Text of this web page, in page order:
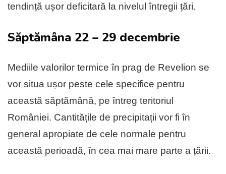
tendință ușor deficitară la nivelul întregii țări.
Săptămâna 22 – 29 decembrie
Mediile valorilor termice în prag de Revelion se
vor situa ușor peste cele specifice pentru
această săptămână, pe întreg teritoriul
României. Cantitățile de precipitații vor fi în
general apropiate de cele normale pentru
această perioadă, în cea mai mare parte a țării.